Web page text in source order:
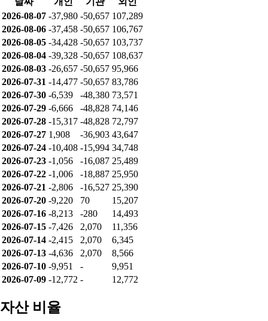
2026-08-07 -37,980 -50,657 107,289
2026-08-06 -37,458 -50,657 106,767
2026-08-05 -34,428 -50,657 103,737
2026-08-04 -39,328 -50,657 108,637
2026-08-03 -26,657 -50,657 95,966
2026-07-31 -14,477 -50,657 83,786
2026-07-30 -6,539 -48,380 73,571
2026-07-29 -6,666 -48,828 74,146
2026-07-28 -15,317 -48,828 72,797
2026-07-27 1,908 -36,903 43,647
2026-07-24 -10,408 -15,994 34,748
2026-07-23 -1,056 -16,087 25,489
2026-07-22 -1,006 -18,887 25,950
2026-07-21 -2,806 -16,527 25,390
2026-07-20 -9,220 70
15,207
2026-07-16 -8,213 -280
14,493
2026-07-15 -7,426 2,070
11,356
2026-07-14 -2,415 2,070
6,345
2026-07-13 -4,636 2,070
8,566
2026-07-10 -9,951 -
9,951
2026-07-09 -12,772 - 12,772
자산 비율